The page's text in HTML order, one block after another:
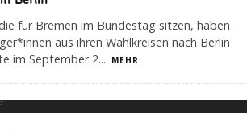
für Bremen im Bundestag sitzen, haben
aus ihren Wahlkreisen nach Berlin
im September 2... MEHR